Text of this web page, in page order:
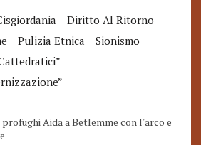
Diritto Al Ritorno
Pulizia Etnica
Sionismo
Aida a Betlemme con l'arco e